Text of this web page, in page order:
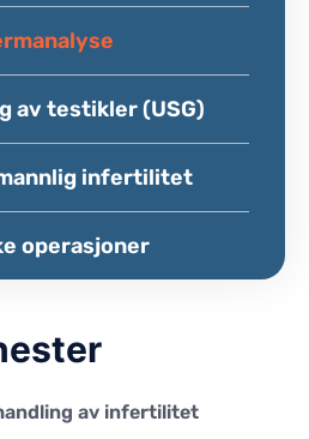
av testikler (USG)
infertilitet
operasjoner
av infertilitet